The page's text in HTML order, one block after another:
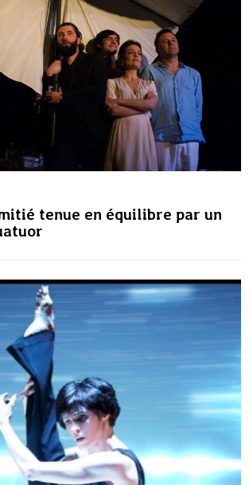
tenue en équilibre par un